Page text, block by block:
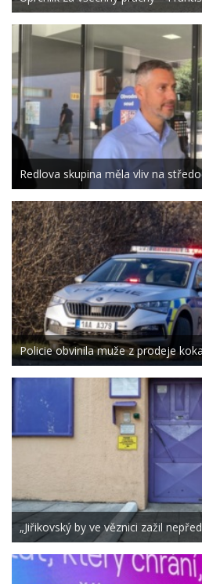
Redlova skupina měla vliv na
Policie obvinila muže z prodeje
„Jiřikovský by ve věznici zažil